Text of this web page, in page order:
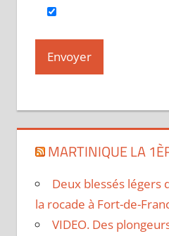
MARTINIQUE LA
Deux blessés légers
la rocade à Fort-de-
VIDEO. Des